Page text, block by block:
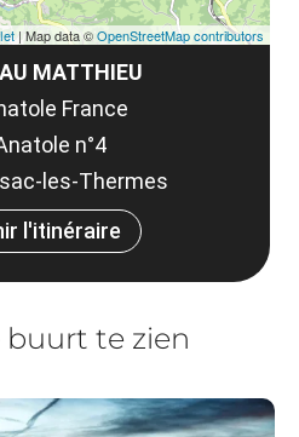
MATTHIEU
France
n°4
les-Thermes
l'itinéraire
| Map data ©OpenStreetMap contributors
te zien